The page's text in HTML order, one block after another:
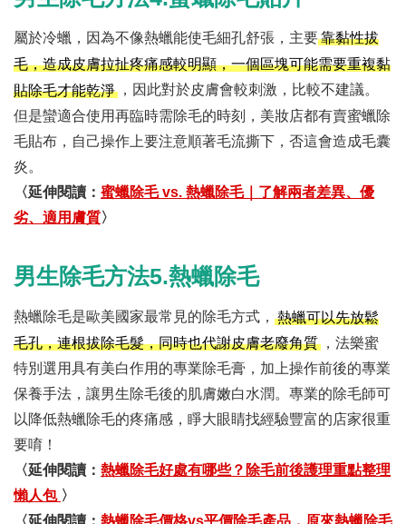
屬於冷蠟，因為不像熱蠟能使毛細孔舒張，主要靠黏性拔
毛，造成皮膚拉扯疼痛感較明顯，一個區塊可能需要重複黏
貼除毛才能乾淨 ，因此對於皮膚會較刺激，比較不建議。
但是蠻適合使用再臨時需除毛的時刻，美妝店都有賣蜜蠟除
毛貼布，自己操作上要注意順著毛流撕下，否這會造成毛囊
炎。
〈延伸閱讀： 蜜蠟除毛 vs. 熱蠟除毛｜了解兩者差異、優
劣、適用膚質〉
男生除毛方法5.熱蠟除毛
熱蠟除毛是歐美國家最常見的除毛方式， 熱蠟可以先放鬆
毛孔，連根拔除毛髮，同時也代謝皮膚老廢角質 ，法樂蜜
特別選用具有美白作用的專業除毛膏，加上操作前後的專業
保養手法，讓男生除毛後的肌膚嫩白水潤。專業的除毛師可
以降低熱蠟除毛的疼痛感，睜大眼睛找經驗豐富的店家很重
要唷！
〈延伸閱讀： 熱蠟除毛好處有哪些？除毛前後護理重點整理
懶人包 〉